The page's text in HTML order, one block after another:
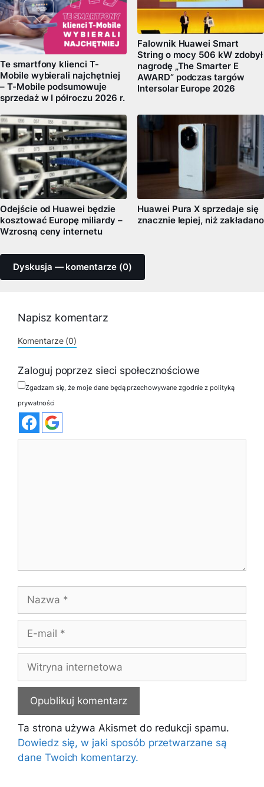
Te smartfony klienci T-
Mobile wybierali najchętniej
– T-Mobile podsumowuje
sprzedaż w I półroczu 2026 r.
Falownik Huawei Smart
String o mocy 506 kW zdobył
nagrodę „The Smarter E
AWARD” podczas targów
Intersolar Europe 2026
Odejście od Huawei będzie
kosztować Europę miliardy –
Wzrosną ceny internetu
Huawei Pura X sprzedaje się
znacznie lepiej, niż zakładano
Dyskusja — komentarze (0)
Napisz komentarz
Komentarze (0)
Zaloguj poprzez sieci społecznościowe
Zgadzam się, że moje dane będą przechowywane zgodnie z polityką
prywatności
mail
internetowa
Ta strona używa Akismet do redukcji spamu.
Dowiedz się, w jaki sposób przetwarzane są
dane Twoich komentarzy.